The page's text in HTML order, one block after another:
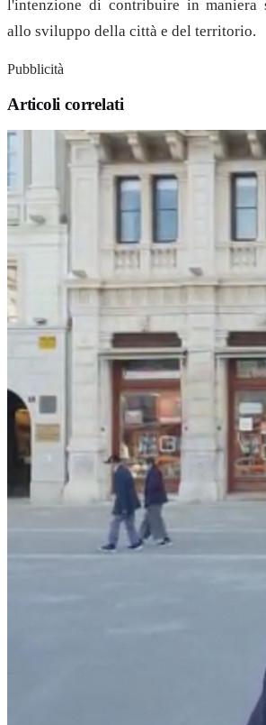
l'intenzione di contribuire in maniera
allo sviluppo della città e del territorio.
Pubblicità
Articoli correlati